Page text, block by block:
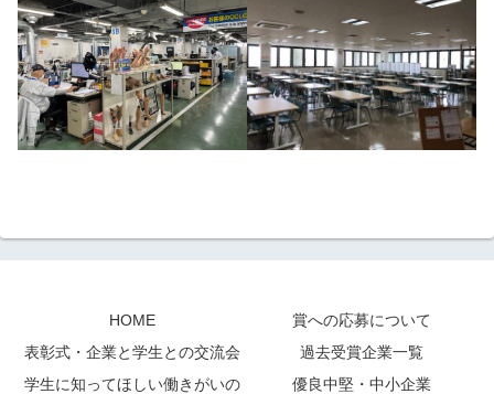
HOME
賞への応募について
表彰式・企業と学生との交流会
過去受賞企業一覧
学生に知ってほしい働きがいの
優良中堅・中小企業